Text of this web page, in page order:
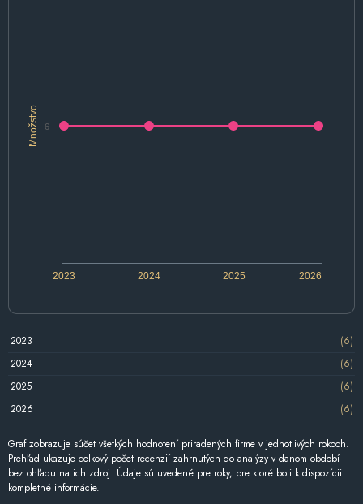
Množstvo
2024 2026
2023 2025
6
2023
(6)
2024
(6)
2025
(6)
2026
(6)
Graf zobrazuje súčet všetkých hodnotení priradených firme v jednotlivých rokoch.
Prehľad ukazuje celkový počet recenzií zahrnutých do analýzy v danom období
bez ohľadu na ich zdroj. Údaje sú uvedené pre roky, pre ktoré boli k dispozícii
kompletné informácie.